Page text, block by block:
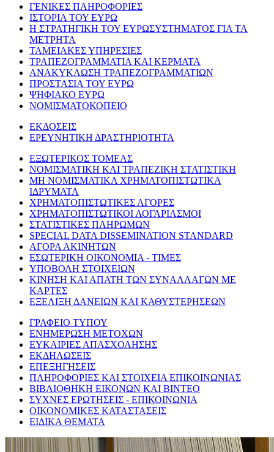
ΓΕΝΙΚΕΣ ΠΛΗΡΟΦΟΡΙΕΣ
ΙΣΤΟΡΙΑ ΤΟΥ ΕΥΡΩ
Η ΣΤΡΑΤΗΓΙΚΗ ΤΟΥ ΕΥΡΩΣΥΣΤΗΜΑΤΟΣ ΓΙΑ ΤΑ
ΜΕΤΡΗΤΑ
ΤΑΜΕΙΑΚΕΣ ΥΠΗΡΕΣΙΕΣ
ΤΡΑΠΕΖΟΓΡΑΜΜΑΤΙΑ ΚΑΙ ΚΕΡΜΑΤΑ
ΑΝΑΚΥΚΛΩΣΗ ΤΡΑΠΕΖΟΓΡΑΜΜΑΤΙΩΝ
ΠΡΟΣΤΑΣΙΑ ΤΟΥ ΕΥΡΩ
ΨΗΦΙΑΚΟ ΕΥΡΩ
ΝΟΜΙΣΜΑΤΟΚΟΠΕΙΟ
ΕΚΔΟΣΕΙΣ
ΕΡΕΥΝΗΤΙΚΗ ΔΡΑΣΤΗΡΙΟΤΗΤΑ
ΕΞΩΤΕΡΙΚΟΣ ΤΟΜΕΑΣ
ΝΟΜΙΣΜΑΤΙΚΗ ΚΑΙ ΤΡΑΠΕΖΙΚΗ ΣΤΑΤΙΣΤΙΚΗ
ΜΗ ΝΟΜΙΣΜΑΤΙΚΑ ΧΡΗΜΑΤΟΠΙΣΤΩΤΙΚΑ
ΙΔΡΥΜΑΤΑ
ΧΡΗΜΑΤΟΠΙΣΤΩΤΙΚΕΣ ΑΓΟΡΕΣ
ΧΡΗΜΑΤΟΠΙΣΤΩΤΙΚΟΙ ΛΟΓΑΡΙΑΣΜΟΙ
ΣΤΑΤΙΣΤΙΚΕΣ ΠΛΗΡΩΜΩΝ
SPECIAL DATA DISSEMINATION STANDARD
ΑΓΟΡΑ ΑΚΙΝΗΤΩΝ
ΕΣΩΤΕΡΙΚΗ ΟΙΚΟΝΟΜΙΑ - ΤΙΜΕΣ
ΥΠΟΒΟΛΗ ΣΤΟΙΧΕΙΩΝ
ΚΙΝΗΣΗ ΚΑΙ ΑΠΑΤΗ ΤΩΝ ΣΥΝΑΛΛΑΓΩΝ ΜΕ
ΚΑΡΤΕΣ
ΕΞΕΛΙΞΗ ΔΑΝΕΙΩΝ ΚΑΙ ΚΑΘΥΣΤΕΡΗΣΕΩΝ
ΓΡΑΦΕΙΟ ΤΥΠΟΥ
ΕΝΗΜΕΡΩΣΗ ΜΕΤΟΧΩΝ
ΕΥΚΑΙΡΙΕΣ ΑΠΑΣΧΟΛΗΣΗΣ
ΕΚΔΗΛΩΣΕΙΣ
ΕΠΕΞΗΓΗΣΕΙΣ
ΠΛΗΡΟΦΟΡΙΕΣ ΚΑΙ ΣΤΟΙΧΕΙΑ ΕΠΙΚΟΙΝΩΝΙΑΣ
ΒΙΒΛΙΟΘΗΚΗ ΕΙΚΟΝΩΝ ΚΑΙ ΒΙΝΤΕΟ
ΣΥΧΝΕΣ ΕΡΩΤΗΣΕΙΣ - ΕΠΙΚΟΙΝΩΝΙΑ
ΟΙΚΟΝΟΜΙΚΕΣ ΚΑΤΑΣΤΑΣΕΙΣ
ΕΙΔΙΚΑ ΘΕΜΑΤΑ